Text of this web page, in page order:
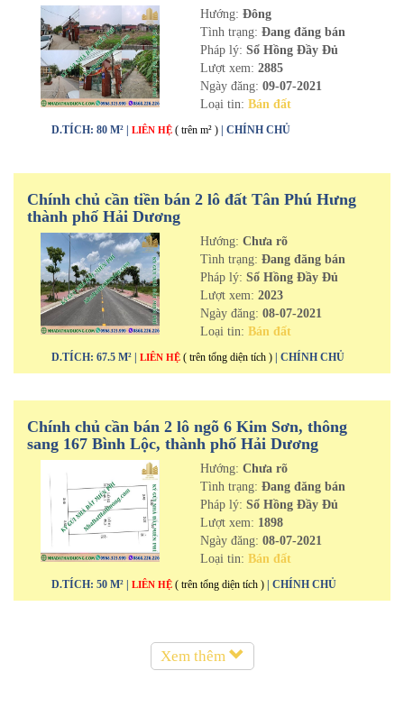
Hướng: Đông
Tình trạng: Đang đăng bán
Pháp lý: Sổ Hồng Đầy Đủ
Lượt xem: 2885
Ngày đăng: 09-07-2021
Loại tin: Bán đất
D.TÍCH: 80 M² | LIÊN HỆ ( trên m² ) | CHÍNH CHỦ
Chính chủ cần tiền bán 2 lô đất Tân Phú Hưng
thành phố Hải Dương
Hướng: Chưa rõ
Tình trạng: Đang đăng bán
Pháp lý: Sổ Hồng Đầy Đủ
Lượt xem: 2023
Ngày đăng: 08-07-2021
Loại tin: Bán đất
D.TÍCH: 67.5 M² | LIÊN HỆ ( trên tổng diện tích ) | CHÍNH CHỦ
Chính chủ cần bán 2 lô ngõ 6 Kim Sơn, thông
sang 167 Bình Lộc, thành phố Hải Dương
Hướng: Chưa rõ
Tình trạng: Đang đăng bán
Pháp lý: Sổ Hồng Đầy Đủ
Lượt xem: 1898
Ngày đăng: 08-07-2021
Loại tin: Bán đất
D.TÍCH: 50 M² | LIÊN HỆ ( trên tổng diện tích ) | CHÍNH CHỦ
Xem thêm